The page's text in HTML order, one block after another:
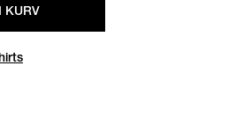
KURV